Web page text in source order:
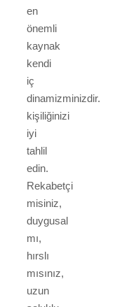
en
önemli
kaynak
kendi
iç
dinamizminizdir.
kişiliğinizi
iyi
tahlil
edin.
Rekabetçi
misiniz,
duygusal
mı,
hırslı
mısınız,
uzun